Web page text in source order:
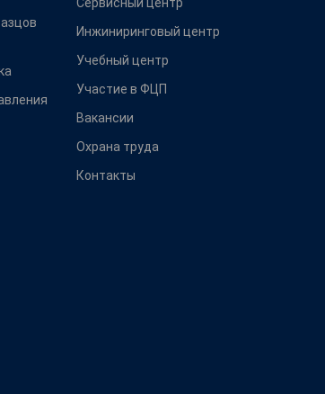
Инжиниринговый центр
Учебный центр
Участие в ФЦП
Вакансии
Охрана труда
Контакты